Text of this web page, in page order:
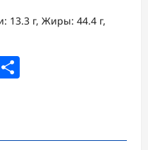
13.3 г, Жиры: 44.4 г,